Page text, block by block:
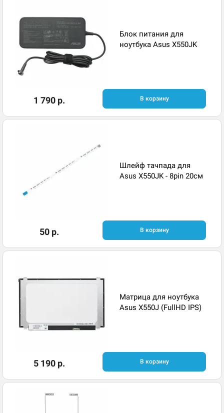
Блок питания для
ноутбука Asus X550JK
1 790 р. В корзину
Шлейф тачпада для
Asus X550JK - 8pin 20см
50 р. В корзину
Матрица для ноутбука
Asus X550J (FullHD IPS)
5 190 р. В корзину